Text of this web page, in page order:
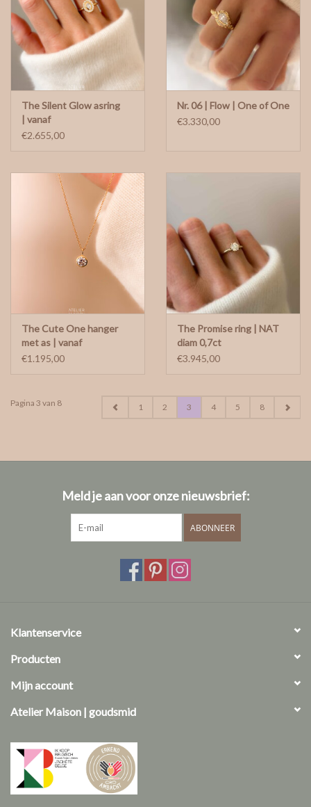
The Silent Glow asring
| vanaf
€2.655,00
Nr. 06 | Flow | One of One
€3.330,00
The Cute One hanger
met as | vanaf
€1.195,00
The Promise ring | NAT
diam 0,7ct
€3.945,00
Pagina 3 van 8 1 2 3 4 5 8
Meld je aan voor onze nieuwsbrief:
ABONNEER
Klantenservice
Producten
Mijn account
Atelier Maison | goudsmid